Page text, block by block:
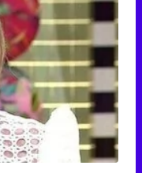
Tráiler de '33 días', la nueva serie de Atresplayer con Julián Villagrán y José Manuel Poga